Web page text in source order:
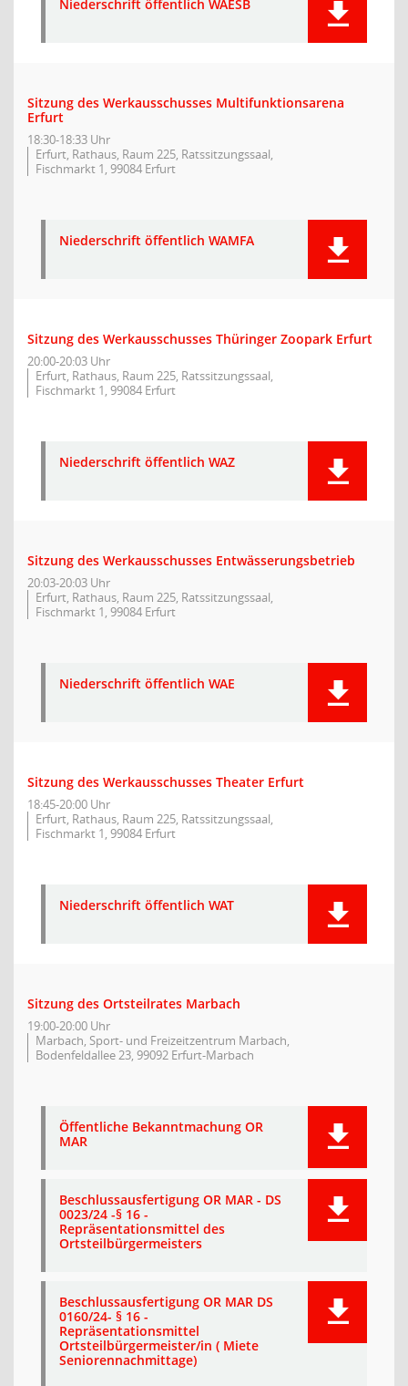
Niederschrift öffentlich WAESB
Sitzung des Werkausschusses Multifunktionsarena
Erfurt
18:30-18:33 Uhr
Erfurt, Rathaus, Raum 225, Ratssitzungssaal,
Fischmarkt 1, 99084 Erfurt
Niederschrift öffentlich WAMFA
Sitzung des Werkausschusses Thüringer Zoopark Erfurt
20:00-20:03 Uhr
Erfurt, Rathaus, Raum 225, Ratssitzungssaal,
Fischmarkt 1, 99084 Erfurt
Niederschrift öffentlich WAZ
Sitzung des Werkausschusses Entwässerungsbetrieb
20:03-20:03 Uhr
Erfurt, Rathaus, Raum 225, Ratssitzungssaal,
Fischmarkt 1, 99084 Erfurt
Niederschrift öffentlich WAE
Sitzung des Werkausschusses Theater Erfurt
18:45-20:00 Uhr
Erfurt, Rathaus, Raum 225, Ratssitzungssaal,
Fischmarkt 1, 99084 Erfurt
Niederschrift öffentlich WAT
Sitzung des Ortsteilrates Marbach
19:00-20:00 Uhr
Marbach, Sport- und Freizeitzentrum Marbach,
Bodenfeldallee 23, 99092 Erfurt-Marbach
Öffentliche Bekanntmachung OR
MAR
Beschlussausfertigung OR MAR - DS
0023/24 -§ 16 -
Repräsentationsmittel des
Ortsteilbürgermeisters
Beschlussausfertigung OR MAR DS
0160/24- § 16 -
Repräsentationsmittel
Ortsteilbürgermeister/in ( Miete
Seniorennachmittage)